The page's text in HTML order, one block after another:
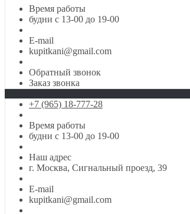
Время работы
будни с 13-00 до 19-00
E-mail
kupitkani@gmail.com
Обратный звонок
Заказ звонка
+7 (965) 18-777-28
Время работы
будни с 13-00 до 19-00
Наш адрес
г. Москва, Сигнальный проезд, 39
E-mail
kupitkani@gmail.com